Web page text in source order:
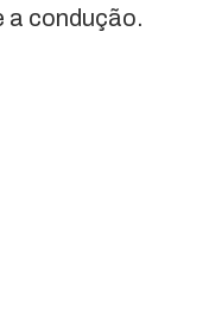
a condução.